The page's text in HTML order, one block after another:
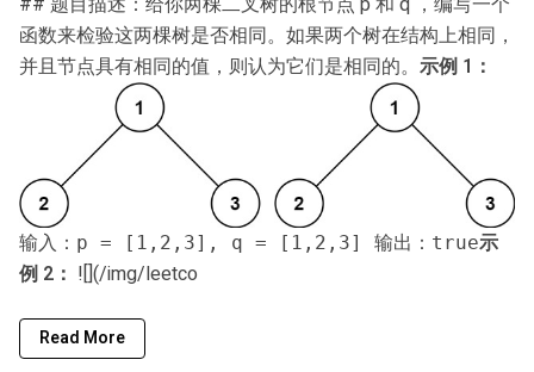
函数来检验这两棵树是否相同。如果两个树在结构上相同，
并且节点具有相同的值，则认为它们是相同的。 示例 1：
输入：p = [1,2,3], q = [1,2,3] 输出：true示
例 2： ![](/img/leetco
Read More